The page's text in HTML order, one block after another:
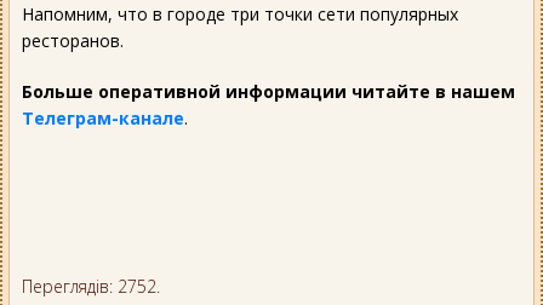
Напомним, что в городе три точки сети популярных
ресторанов.
Больше оперативной информации читайте в нашем
Телеграм-канале.
Переглядів: 2752.